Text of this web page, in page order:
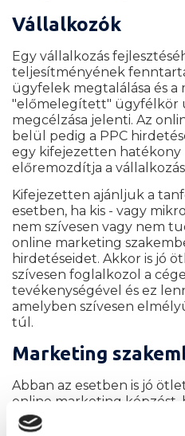
Vállalkozók
Egy vállalkozás
teljesítményének
ügyfelek megtalálása és a
"előmelegített" ügyfélkör
megcélzása jelenti. Az
belül pedig a PPC
egy kifejezetten hatékony
előremozdítja a
Kifejezetten ajánljuk a
esetben, ha kis - vagy
nem szívesen vagy nem
online marketing
hirdetéseidet. Akkor is jó
szívesen foglalkozol a
tevékenységével és ez
amelyben szívesen
túl.
Marketing
Abban az esetben is jó
online marketing képzést,
szinten foglalkozni a